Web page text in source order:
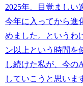
2025年、目覚ましい
今年に入ってから進
めました。というわ
ン以上という時間を
し続けた私が、今の
していこうと思いま